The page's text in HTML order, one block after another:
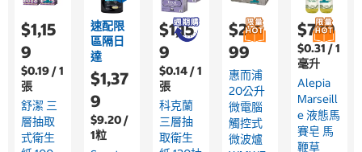
$1,15
9
$0.19 / 1
張
舒潔 三
層抽取
式衛生
速配限
區隔日
達
$1,37
9
$9.20 /
1粒
$1,15
9
$0.14 / 1
張
科克蘭
三層抽
取衛生
$2,4
99
惠而浦
20公升
微電腦
觸控式
微波爐
$779
$0.31 / 1
毫升
Alepia
Marseill
E 液態馬
賽皂 馬
鞭草